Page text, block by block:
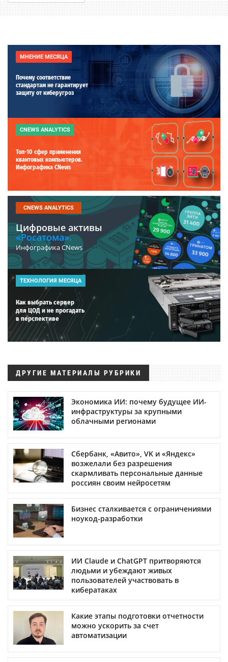
МНЕНИЕ МЕСЯЦА
Почему соответствие
стандартам не гарантирует
защиту от киберугроз
CNEWS ANALYTICS
Топ-10 сфер применения
квантовых компьютеров.
Инфографика CNews
CNEWS ANALYTICS
Цифровые активы
«Росатома».
Инфографика CNews
ТЕХНОЛОГИЯ МЕСЯЦА
Как выбрать сервер
для ЦОД и не прогадать
в перспективе
ДРУГИЕ МАТЕРИАЛЫ РУБРИКИ
Экономика ИИ: почему будущее ИИ-
инфраструктуры за крупными
облачными регионами
Сбербанк, «Авито», VK и «Яндекс»
возжелали без разрешения
скармливать персональные данные
россиян своим нейросетям
Бизнес сталкивается с ограничениями
ноукод-разработки
ИИ Claude и ChatGPT притворяются
людьми и убеждают живых
пользователей участвовать в
кибератаках
Какие этапы подготовки отчетности
можно ускорить за счет
автоматизации